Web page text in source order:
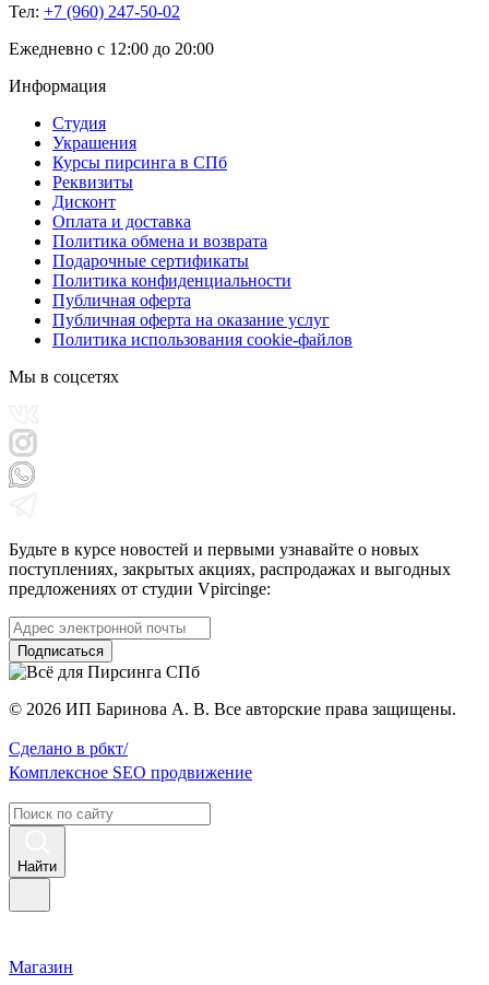
Тел: +7 (960) 247-50-02
Ежедневно с 12:00 до 20:00
Информация
Студия
Украшения
Курсы пирсинга в СПб
Реквизиты
Дисконт
Оплата и доставка
Политика обмена и возврата
Подарочные сертификаты
Политика конфиденциальности
Публичная оферта
Публичная оферта на оказание услуг
Политика использования cookie-файлов
Мы в соцсетях
Будьте в курсе новостей и первыми узнавайте о новых
поступлениях, закрытых акциях, распродажах и выгодных
предложениях от студии Vpircinge:
Подписаться
© 2026 ИП Баринова А. В. Все авторские права защищены.
Сделано в рбкт/
Комплексное SEO продвижение
Найти
Магазин